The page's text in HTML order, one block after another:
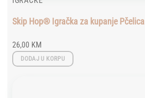
Skip Hop® Igračka za kupanje Pčelica
26,00 KM
DODAJ U KORPU